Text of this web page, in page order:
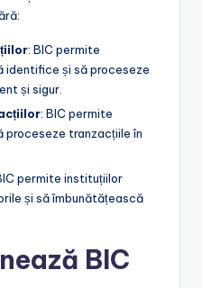
: BIC permite
identifice și să proceseze
și sigur.
: BIC permite
proceseze tranzacțiile în
permite instituțiilor
și să îmbunătățească
BIC